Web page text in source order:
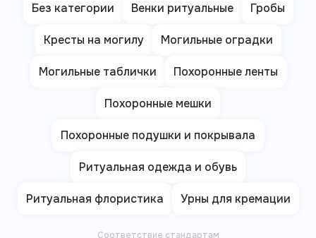
Соответствие стандартам
Без категории Венки ритуальные Гробы
Кресты на могилу Могильные оградки
Могильные таблички Похоронные ленты
Похоронные мешки
Похоронные подушки и покрывала
Ритуальная одежда и обувь
Ритуальная флористика Урны для кремации